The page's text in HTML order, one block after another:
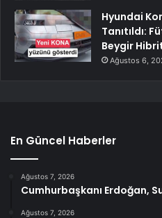
Hyundai
Tanıtıldı:
Beygir
Ağustos 6,
En Güncel Haberler
Ağustos 7, 2026
Cumhurbaşkanı Erdoğan,
Ağustos 7, 2026